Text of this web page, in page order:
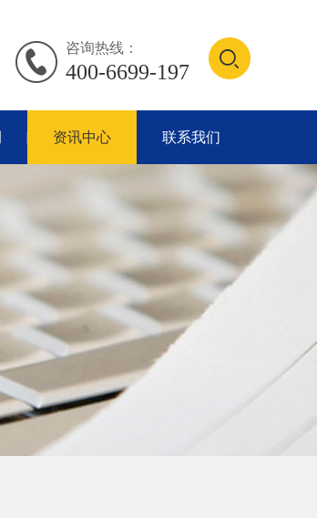
咨询热线：
400-6699-197
资讯中心 联系我们